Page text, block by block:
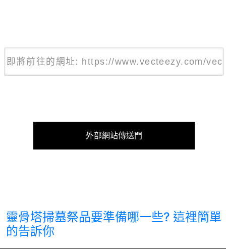
外部網站傳送門
靈骨塔掃墓祭品要準備哪一些? 這裡簡單
的告訴你